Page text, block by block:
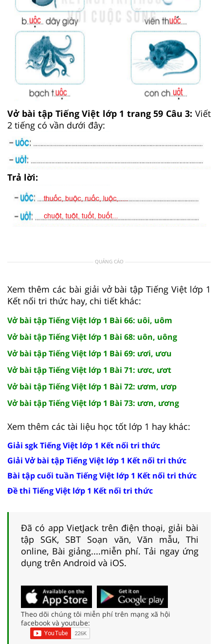
Vở bài tập Tiếng Việt lớp 1 trang 59 Câu 3: Viết
2 tiếng có vần dưới đây:
Trả lời:
QUẢNG CÁO
Xem thêm các bài giải vở bài tập Tiếng Việt lớp 1
Kết nối tri thức hay, chi tiết khác:
Vở bài tập Tiếng Việt lớp 1 Bài 66: uôi, uôm
Vở bài tập Tiếng Việt lớp 1 Bài 68: uôn, uông
Vở bài tập Tiếng Việt lớp 1 Bài 69: ươi, ươu
Vở bài tập Tiếng Việt lớp 1 Bài 71: ươc, ươt
Vở bài tập Tiếng Việt lớp 1 Bài 72: ươm, ươp
Vở bài tập Tiếng Việt lớp 1 Bài 73: ươn, ương
Xem thêm các tài liệu học tốt lớp 1 hay khác:
Giải sgk Tiếng Việt lớp 1 Kết nối tri thức
Giải Vở bài tập Tiếng Việt lớp 1 Kết nối tri thức
Bài tập cuối tuần Tiếng Việt lớp 1 Kết nối tri thức
Đề thi Tiếng Việt lớp 1 Kết nối tri thức
Đã có app VietJack trên điện thoại, giải bài
tập SGK, SBT Soạn văn, Văn mẫu, Thi
online, Bài giảng....miễn phí. Tải ngay ứng
dụng trên Android và iOS.
Theo dõi chúng tôi miễn phí trên mạng xã hội
facebook và youtube: